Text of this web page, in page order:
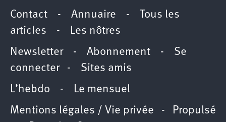
Contact - Annuaire -
Tous les
articles -
Les nôtres
Newsletter- Abonnement - Se
connecter- Sites amis
L’hebdo -
Le mensuel
Mentions légales / Vie privée - Propulsé